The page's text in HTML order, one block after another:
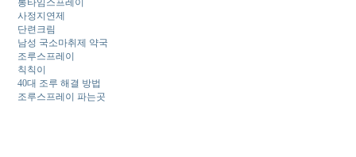
롱타임스프레이
사정지연제
단련크림
남성 국소마취제 약국
조루스프레이
칙칙이
40대 조루 해결 방법
조루스프레이 파는곳